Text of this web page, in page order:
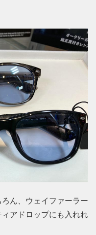
ん、ウェイファーラー
アドロップにも入れれ